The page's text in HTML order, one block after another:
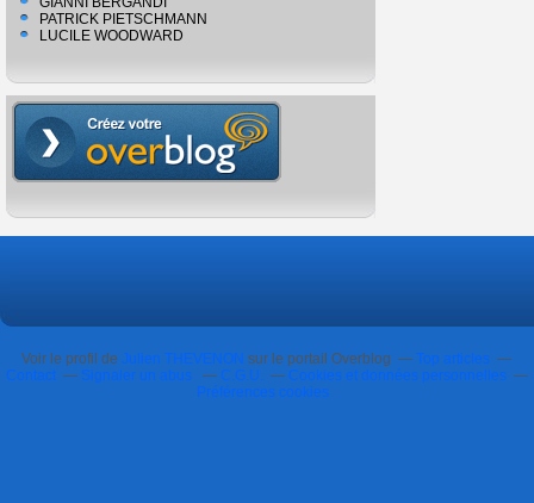
PATRICK PIETSCHMANN
LUCILE WOODWARD
Voir le profil deJulien THEVENON sur le portail Overblog
Top articles
Contact
Signaler un abus C.G.U.
Cookies et données personnelles
Préférences cookies